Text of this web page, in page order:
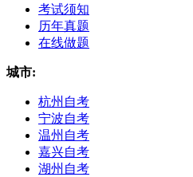
考试须知
历年真题
在线做题
城市:
杭州自考
宁波自考
温州自考
嘉兴自考
湖州自考